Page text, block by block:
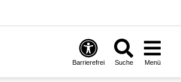
Barrierefrei Suche Menü